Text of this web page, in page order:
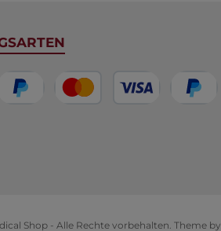
Shop - Alle Rechte vorbehalten. Theme by